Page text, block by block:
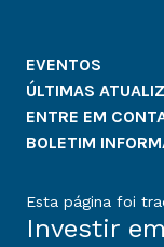
EVENTOS
ÚLTIMAS
ENTRE EM
BOLETIM
Esta página foi
Investir